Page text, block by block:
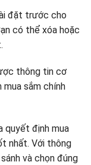
đặt trước cho
có thể xóa hoặc
thông tin cơ
mua sắm chính
quyết định mua
nhất. Với thông
và chọn đúng